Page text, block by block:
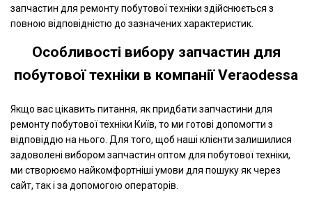
запчастин для ремонту побутової техніки здійснюється з
повною відповідністю до зазначених характеристик.
Особливості вибору запчастин для
побутової техніки в компанії Veraodessa
Якщо вас цікавить питання, як придбати запчастини для
ремонту побутової техніки Київ, то ми готові допомогти з
відповіддю на нього. Для того, щоб наші клієнти залишилися
задоволені вибором запчастин оптом для побутової техніки,
ми створюємо найкомфортніші умови для пошуку як через
сайт, так і за допомогою операторів.